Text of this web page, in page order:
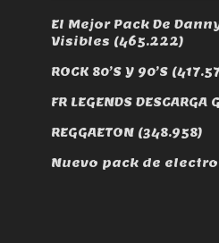
El Mejor Pack De
Visibles (465.222)
ROCK 80’S Y 90’S
FR LEGENDS DESCARGA
REGGAETON (348.958)
Nuevo pack de electro